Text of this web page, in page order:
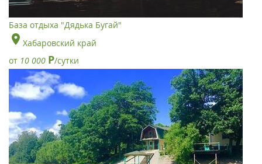
База отдыха "Дядька Бугай"
Хабаровский край
от 10 000 Р/сутки